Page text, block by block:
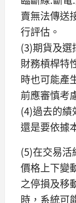
賣無法傳送
行評估。
(3)期貨及選
財務槓桿特
時也可能產
前應審慎考
(4)過去的績
還是要依據
(5)在交易活
價格上下變
之停損及移
時，系統可